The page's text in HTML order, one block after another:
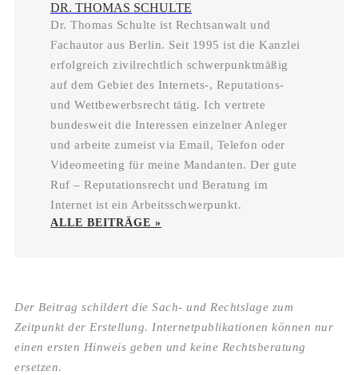
DR. THOMAS SCHULTE
Dr. Thomas Schulte ist Rechtsanwalt und
Fachautor aus Berlin. Seit 1995 ist die Kanzlei
erfolgreich zivilrechtlich schwerpunktmäßig
auf dem Gebiet des Internets-, Reputations-
und Wettbewerbsrecht tätig. Ich vertrete
bundesweit die Interessen einzelner Anleger
und arbeite zumeist via Email, Telefon oder
Videomeeting für meine Mandanten. Der gute
Ruf – Reputationsrecht und Beratung im
Internet ist ein Arbeitsschwerpunkt.
ALLE BEITRÄGE »
Der Beitrag schildert die Sach- und Rechtslage zum
Zeitpunkt der Erstellung. Internetpublikationen können nur
einen ersten Hinweis geben und keine Rechtsberatung
ersetzen.